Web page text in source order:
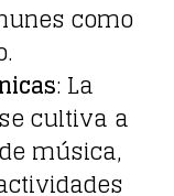
como
: La
cultiva a
música,